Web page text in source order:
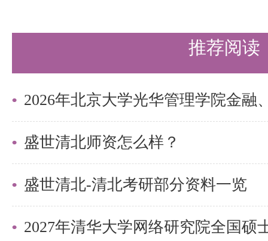
础，需以扎实的基础为基石，以
激烈的竞争中脱颖而出，实现自
以上是关于【27考研|清华大学电
的同学们节约时间，提高上岸的
需要说的是，考清北竞争大，压
推荐阅读
盛世清北师资怎么样？
盛世清北-清北考研部分资料一览